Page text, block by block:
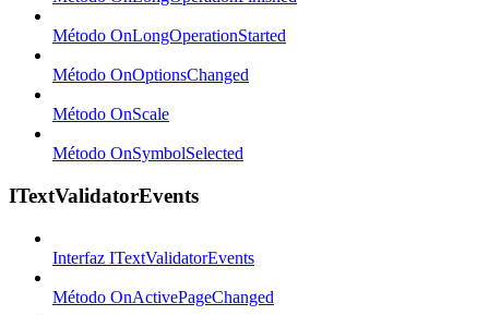
Método OnLongOperationStarted
Método OnOptionsChanged
Método OnScale
Método OnSymbolSelected
ITextValidatorEvents
Interfaz ITextValidatorEvents
Método OnActivePageChanged